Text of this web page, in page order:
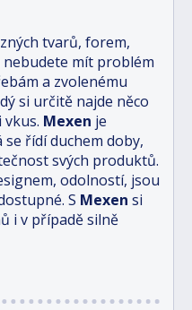
tvarů, forem,
mít problém
a zvolenému
si určitě najde něco
Mexen je
řídí duchem doby,
svých produktů.
odolností, jsou
S Mexen si
i v případě silně